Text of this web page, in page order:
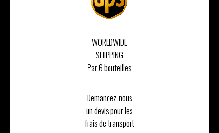
WORLDWIDE
SHIPPING
Par 6 bouteilles
Demandez-nous
un devis pour les
frais de transport